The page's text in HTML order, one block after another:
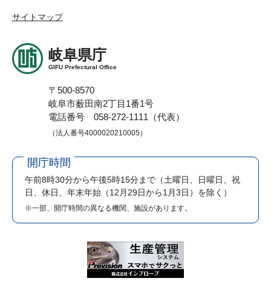
サイトマップ
岐阜県庁
GIFU Prefectural Office
〒500-8570
岐阜市薮田南2丁目1番1号
電話番号 058-272-1111（代表）
（法人番号4000020210005）
開庁時間
午前8時30分から午後5時15分まで （土曜日、日曜日、祝
日、休日、年末年始（12月29日から1月3日）を除く）
※一部、開庁時間の異なる機関、施設があります。